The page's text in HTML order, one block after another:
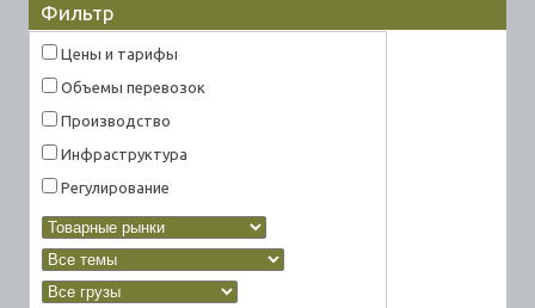
Фильтр
Цены и тарифы
Объемы перевозок
Производство
Инфраструктура
Регулирование